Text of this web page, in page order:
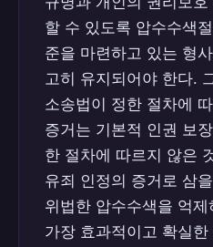
할 수 있도록 압수수색
준을 마련하고 있는 형
고히 유지되어야 한다.
소송법이 정한 절차에
증거는 기본적 인권 보
한 절차에 따르지 않은
유죄 인정의 증거로 삼
위법한 압수수색을 억
가장 효과적이고 확실